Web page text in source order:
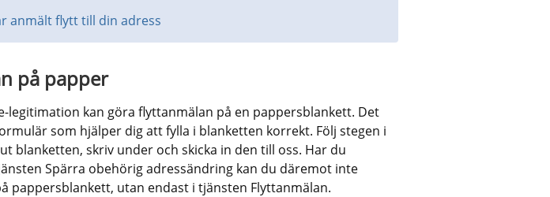
anmält flytt till din adress
på papper
legitimation kan göra flyttanmälan på en pappersblankett. Det
som hjälper dig att fylla i blanketten korrekt. Följ stegen i
blanketten, skriv under och skicka in den till oss. Har du
Spärra obehörig adressändring kan du däremot inte
pappersblankett, utan endast i tjänsten Flyttanmälan.